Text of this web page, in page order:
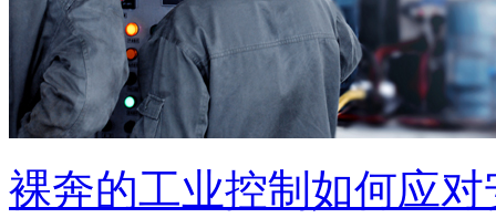
裸奔的工业控制如何应